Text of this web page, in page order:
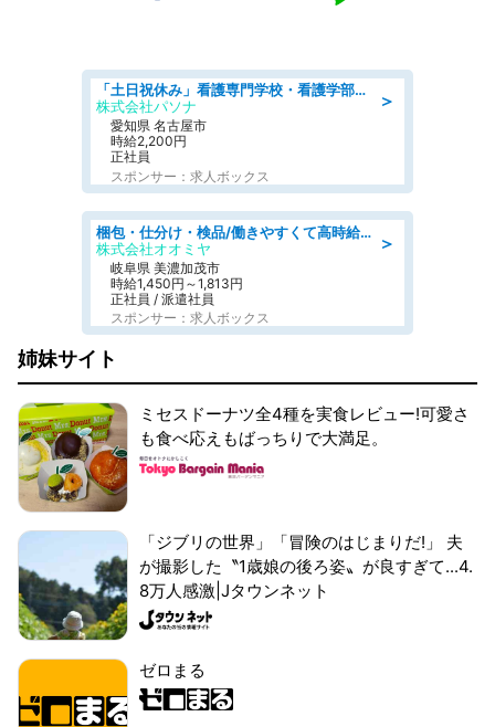
＞
「土日祝休み」看護専門学校・看護学部での教員業務/高時給/要資格:保健師、正看護師
株式会社パソナ
愛知県 名古屋市
時給2,200円
正社員
スポンサー：求人ボックス
＞
梱包・仕分け・検品/働きやすくて高時給の仕分け作業長期休暇充実/残業なし
株式会社オオミヤ
岐阜県 美濃加茂市
時給1,450円～1,813円
正社員 / 派遣社員
スポンサー：求人ボックス
姉妹サイト
ミセスドーナツ全4種を実食レビュー!可愛さ
も食べ応えもばっちりで大満足。
「ジブリの世界」「冒険のはじまりだ!」 夫
が撮影した〝1歳娘の後ろ姿〟が良すぎて...4.
8万人感激|Jタウンネット
ゼロまる